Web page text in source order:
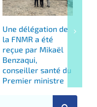
Une délégation de
la FNMR a été
reçue par Mikaël
Benzaqui,
conseiller santé du
Premier ministre